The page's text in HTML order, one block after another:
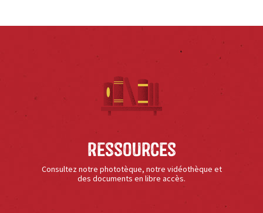
Ressources
Consultez notre phototèque, notre vidéothèque et
des documents en libre accès.